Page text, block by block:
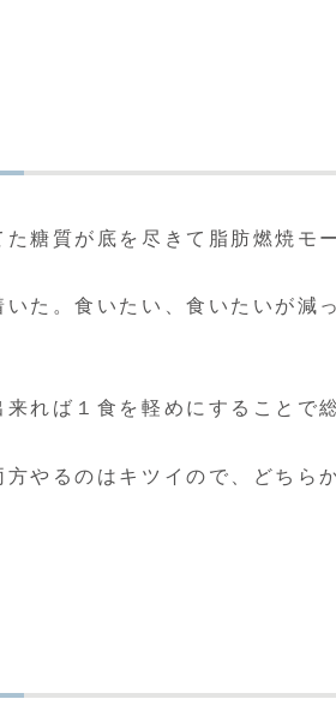
糖質が底を尽きて脂肪燃焼モ
た。食いたい、食いたいが
れば１食を軽めにすることで
やるのはキツイので、どち